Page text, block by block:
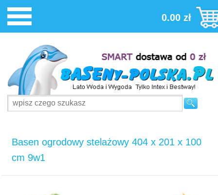
0.00 zł
Basen ogrodowy stelażowy 404 x 201 x 100
cm 9w1